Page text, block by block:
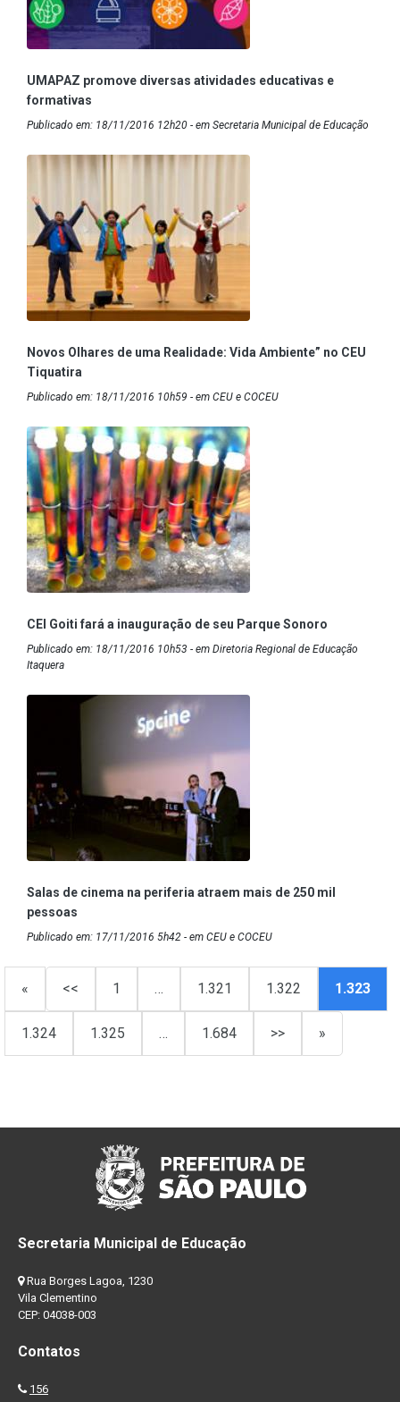
UMAPAZ promove diversas atividades educativas e
formativas
Publicado em: 18/11/2016 12h20 - em Secretaria Municipal de Educação
Novos Olhares de uma Realidade: Vida Ambiente” no CEU
Tiquatira
Publicado em: 18/11/2016 10h59 - em CEU e COCEU
CEI Goiti fará a inauguração de seu Parque Sonoro
Publicado em: 18/11/2016 10h53 - em Diretoria Regional de Educação
Itaquera
Salas de cinema na periferia atraem mais de 250 mil
pessoas
Publicado em: 17/11/2016 5h42 - em CEU e COCEU
« << 1 … 1.321 1.322 1.323
1.324 1.325 … 1.684 >> »
Secretaria Municipal de Educação
Rua Borges Lagoa, 1230
Vila Clementino
CEP: 04038-003
Contatos
156